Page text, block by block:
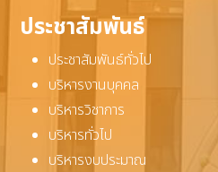
ประชาสัมพันธ์
ประชาสัมพันธ์ทั่วไป
บริหารงานบุคคล
บริหารวิชาการ
บริหารทั่วไป
บริหารงบประมาณ